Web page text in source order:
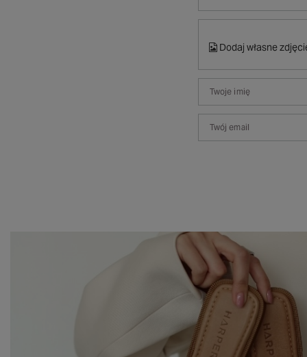
Dodaj własne
Twoje imię
Twój email